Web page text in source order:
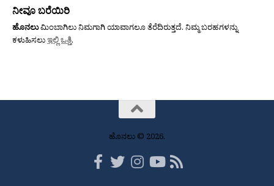
ನೀವೂ ಬರೆಯಿರಿ
ಹೊನಲುಮಿಂಬಾಗಿಲು ನಿಮಗಾಗಿ ಯಾವಾಗಲೂ ತೆರೆದಿರುತ್ತದೆ. ನಿಮ್ಮ ಬರಹಗಳನ್ನು
ಕಳುಹಿಸಲುಇಲ್ಲಿ ಒತ್ತಿ.
ಹೊನಲು © 2026.